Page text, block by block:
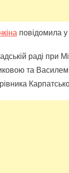
повідомила у
раді при
та